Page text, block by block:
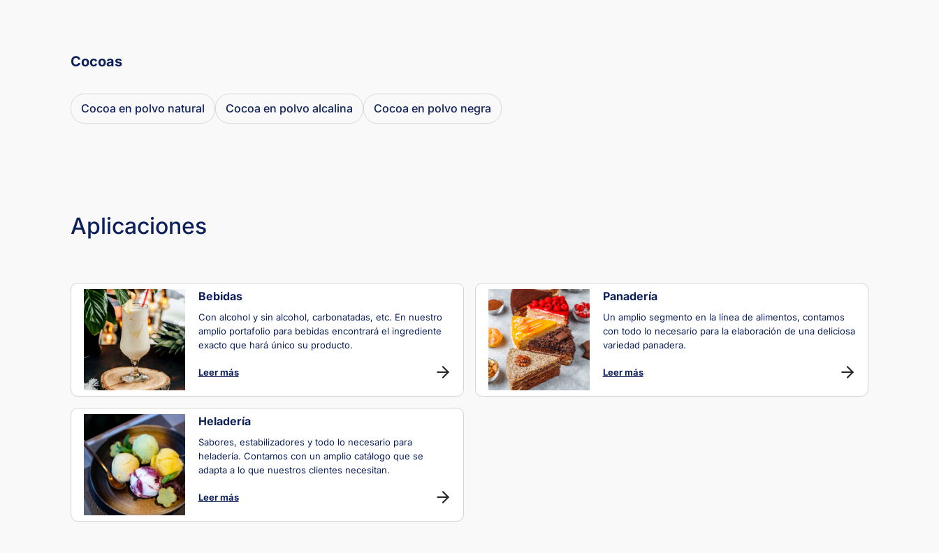
Cocoas
Cocoa en polvo natural Cocoa en polvo alcalina Cocoa en polvo negra
Aplicaciones
Bebidas
Con alcohol y sin alcohol, carbonatadas, etc. En nuestro
amplio portafolio para bebidas encontrará el ingrediente
exacto que hará único su producto.
Leer más
Panadería
Un amplio segmento en la línea de alimentos, contamos
con todo lo necesario para la elaboración de una deliciosa
variedad panadera.
Leer más
Heladería
Sabores, estabilizadores y todo lo necesario para
heladería. Contamos con un amplio catálogo que se
adapta a lo que nuestros clientes necesitan.
Leer más